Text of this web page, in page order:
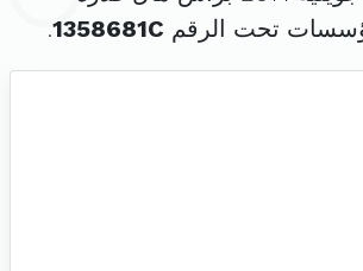
تحت الرقم 1358681C
.